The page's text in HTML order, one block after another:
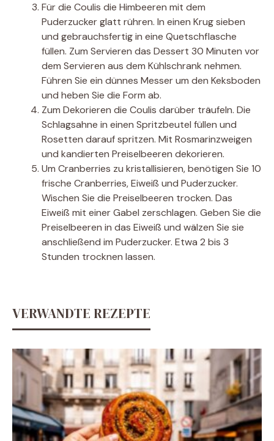
Für die Coulis die Himbeeren mit dem
Puderzucker glatt rühren. In einen Krug sieben
und gebrauchsfertig in eine Quetschflasche
füllen. Zum Servieren das Dessert 30 Minuten vor
dem Servieren aus dem Kühlschrank nehmen.
Führen Sie ein dünnes Messer um den Keksboden
und heben Sie die Form ab.
Zum Dekorieren die Coulis darüber träufeln. Die
Schlagsahne in einen Spritzbeutel füllen und
Rosetten darauf spritzen. Mit Rosmarinzweigen
und kandierten Preiselbeeren dekorieren.
Um Cranberries zu kristallisieren, benötigen Sie 10
frische Cranberries, Eiweiß und Puderzucker.
Wischen Sie die Preiselbeeren trocken. Das
Eiweiß mit einer Gabel zerschlagen. Geben Sie die
Preiselbeeren in das Eiweiß und wälzen Sie sie
anschließend im Puderzucker. Etwa 2 bis 3
Stunden trocknen lassen.
VERWANDTE REZEPTE